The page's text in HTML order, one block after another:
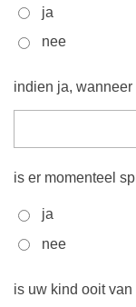
ja
nee
indien ja,
is er momenteel
ja
nee
is uw kind ooit